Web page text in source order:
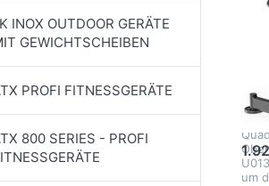
INOX OUTDOOR GERÄTE
GEWICHTSCHEIBEN
PROFI FITNESSGERÄTE
800 SERIES - PROFI
Die
um